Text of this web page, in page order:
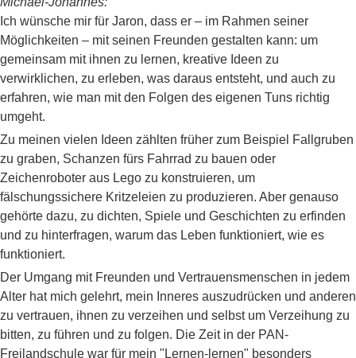
Ich wünsche mir für Jaron, dass er – im Rahmen seiner
Möglichkeiten – mit seinen Freunden gestalten kann: um
gemeinsam mit ihnen zu lernen, kreative Ideen zu
verwirklichen, zu erleben, was daraus entsteht, und auch zu
erfahren, wie man mit den Folgen des eigenen Tuns richtig
umgeht.
Zu meinen vielen Ideen zählten früher zum Beispiel Fallgruben
zu graben, Schanzen fürs Fahrrad zu bauen oder
Zeichenroboter aus Lego zu konstruieren, um
fälschungssichere Kritzeleien zu produzieren. Aber genauso
gehörte dazu, zu dichten, Spiele und Geschichten zu erfinden
und zu hinterfragen, warum das Leben funktioniert, wie es
funktioniert.
Der Umgang mit Freunden und Vertrauensmenschen in jedem
Alter hat mich gelehrt, mein Inneres auszudrücken und anderen
zu vertrauen, ihnen zu verzeihen und selbst um Verzeihung zu
bitten, zu führen und zu folgen. Die Zeit in der PAN-
Freilandschule war für mein "Lernen-lernen" besonders